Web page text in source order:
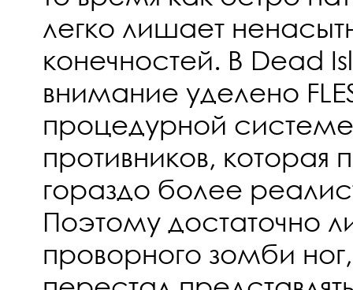
легко лишает
конечностей. В Dead
внимание уделено
процедурной
противников, которая
гораздо более
Поэтому достаточно
проворного зомби